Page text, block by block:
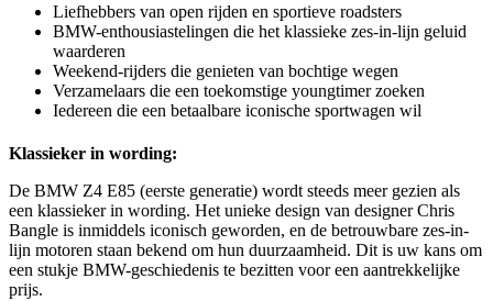
Liefhebbers van open rijden en sportieve roadsters
BMW-enthousiastelingen die het klassieke zes-in-lijn geluid
waarderen
Weekend-rijders die genieten van bochtige wegen
Verzamelaars die een toekomstige youngtimer zoeken
Iedereen die een betaalbare iconische sportwagen wil
Klassieker in wording:
De BMW Z4 E85 (eerste generatie) wordt steeds meer gezien als
een klassieker in wording. Het unieke design van designer Chris
Bangle is inmiddels iconisch geworden, en de betrouwbare zes-in-
lijn motoren staan bekend om hun duurzaamheid. Dit is uw kans om
een stukje BMW-geschiedenis te bezitten voor een aantrekkelijke
prijs.